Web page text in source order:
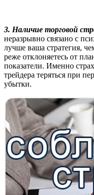
3. Наличие торговой
неразрывно связано с
лучше ваша стратегия,
реже отклоняетесь от
показатели. Именно
трейдера теряться при
убытки.